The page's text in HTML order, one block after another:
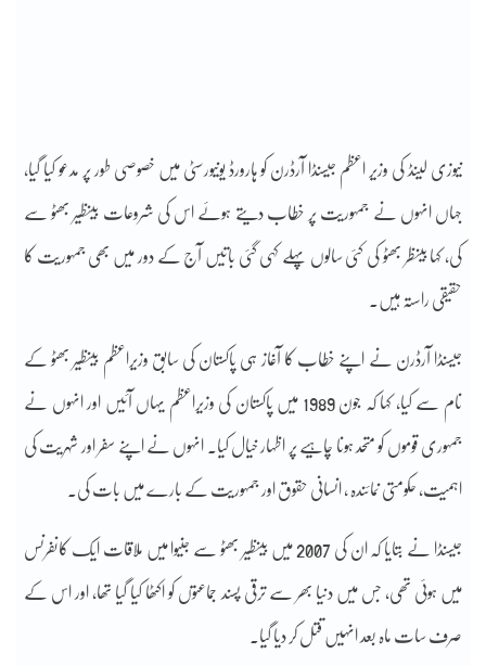
نیوزی لینڈ کی وزیر اعظم جیسنڈا آرڈرن کو ہارورڈ یونیورسٹی میں خصوصی طور پر مدعو کیا گیا،
جہاں انہوں نے جمہوریت پر خطاب دیتے ہوئے اس کی شروعات بینظیر بھٹو سے
کی، کہا بینظر بھٹو کی کئی سالوں پہلے کہی گئی باتیں آج کے دور میں بھی جمہوریت کا
حقیقی راستہ ہیں۔
جیسنڈا آرڈرن نے اپنے خطاب کا آغاز ہی پاکستان کی سابق وزیراعظم بینظیر بھٹو کے
نام سے کیا، کہا کہ جون 1989 میں پاکستان کی وزیراعظم یہاں آئیں اور انہوں نے
جمہوری قوموں کو متحد ہونا چاہیے پر اظہار خیال کیا۔ انہوں نے اپنے سفر اور شہریت کی
اہمیت، حکومتی نمائندہ ، انسانی حقوق اور جمہوریت کے بارے میں بات کی۔
جیسنڈا نے بتایا کہ ان کی 2007 میں بینظیر بھٹو سے جنیوا میں ملاقات ایک کانفرنس
میں ہوئی تھی، جس میں دنیا بھر سے ترقی پسند جماعتوں کو اکٹھا کیا گیا تھا، اور اس کے
صرف سات ماہ بعد انہیں قتل کر دیا گیا۔